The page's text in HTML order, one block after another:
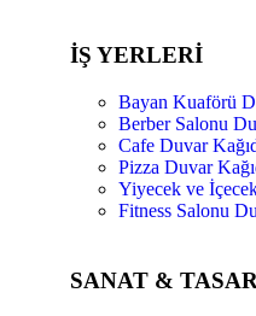
İŞ YERLERİ
Bayan Kuaförü
Berber Salonu
Cafe Duvar
Pizza Duvar
Yiyecek ve
Fitness Salonu
SANAT &